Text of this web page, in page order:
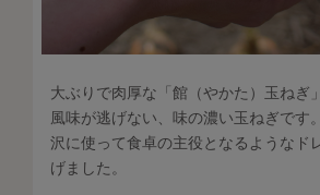
大ぶりで肉厚な「館（やかた）玉ねぎ
風味が逃げない、味の濃い玉ねぎです
沢に使って食卓の主役となるようなド
げました。